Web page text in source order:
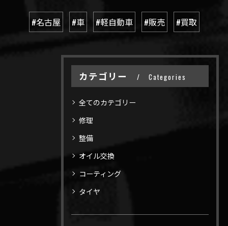
#名古屋 #車 #軽自動車 #販売 #買取
カテゴリー Categories
全てのカテゴリー
修理
整備
オイル交換
コーティング
タイヤ